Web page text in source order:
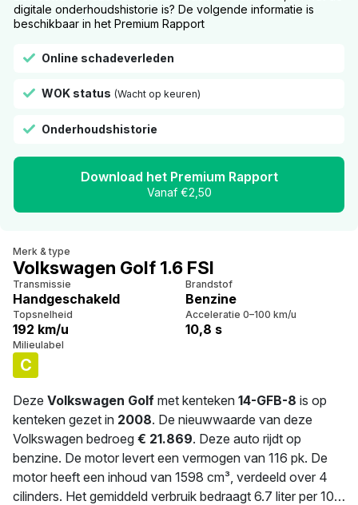
digitale onderhoudshistorie is? De volgende informatie is
beschikbaar in het Premium Rapport
Online schadeverleden
WOK status (Wacht op keuren)
Onderhoudshistorie
Download het Premium Rapport
Vanaf €2,50
Merk & type
Volkswagen Golf 1.6 FSI
Transmissie
Handgeschakeld
Brandstof
Benzine
Topsnelheid
192 km/u
Acceleratie 0–100 km/u
10,8 s
Milieulabel
C
Deze Volkswagen Golf met kenteken 14-GFB-8 is op
kenteken gezet in 2008. De nieuwwaarde van deze
Volkswagen bedroeg € 21.869. Deze auto rijdt op
benzine. De motor levert een vermogen van 116 pk. De
motor heeft een inhoud van 1598 cm³, verdeeld over 4
cilinders. Het gemiddeld verbruik bedraagt 6.7 liter per 100